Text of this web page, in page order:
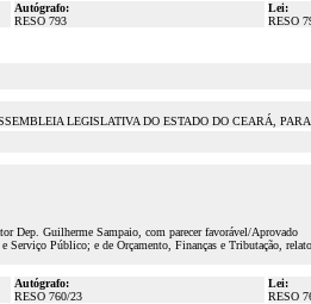
Autógrafo:
RESO 793
Lei:
RESO
LEGISLATIVA DO ESTADO DO CEARÁ,
Dep. Guilherme Sampaio, com parecer favorável/Aprovado
Público; e de Orçamento, Finanças e Tributação,
Autógrafo:
RESO 760/23
Lei:
RESO